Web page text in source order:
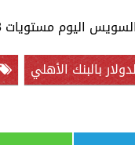
جنيه للشراء، و18.78 جنيه للبيع.
بالبنك الأهلي